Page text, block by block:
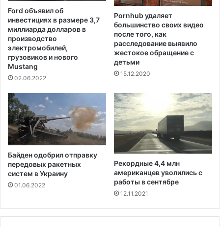
т
е
н
ц
и
а
л
д
я
б
о
л
е
е
д
о
р
о
о
с
о
и
л
ь
в
м
р
е
с
ц
е
о
й
2
9
Ford объявил об
инвестициях в размере 3,7
миллиарда долларов в
производство
электромобилей,
грузовиков и нового
Mustang
02.06.2022
Pornhub удаляет
большинство своих видео
после того, как
расследование выявило
жестокое обращение с
детьми
15.12.2020
Байден одобрил отправку
передовых ракетных
систем в Украину
01.06.2022
Рекордные 4,4 млн
американцев уволились с
работы в сентябре
12.11.2021